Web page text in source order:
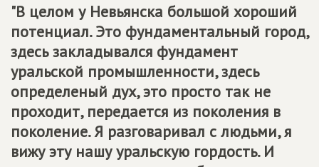
"В целом у Невьянска большой хороший
потенциал. Это фундаментальный город,
здесь закладывался фундамент
уральской промышленности, здесь
определеный дух, это просто так не
проходит, передается из поколения в
поколение. Я разговаривал с людьми, я
вижу эту нашу уральскую гордость. И